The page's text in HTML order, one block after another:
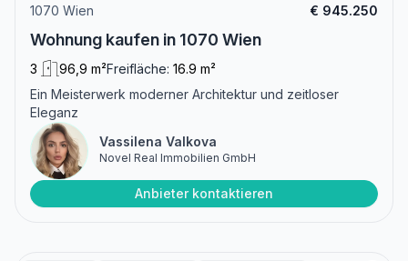
1070 Wien € 945.250
Wohnung kaufen in 1070 Wien
3 96,9 m²Freifläche: 16.9 m²
Ein Meisterwerk moderner Architektur und zeitloser
Eleganz
Vassilena Valkova
Novel Real Immobilien GmbH
Anbieter kontaktieren